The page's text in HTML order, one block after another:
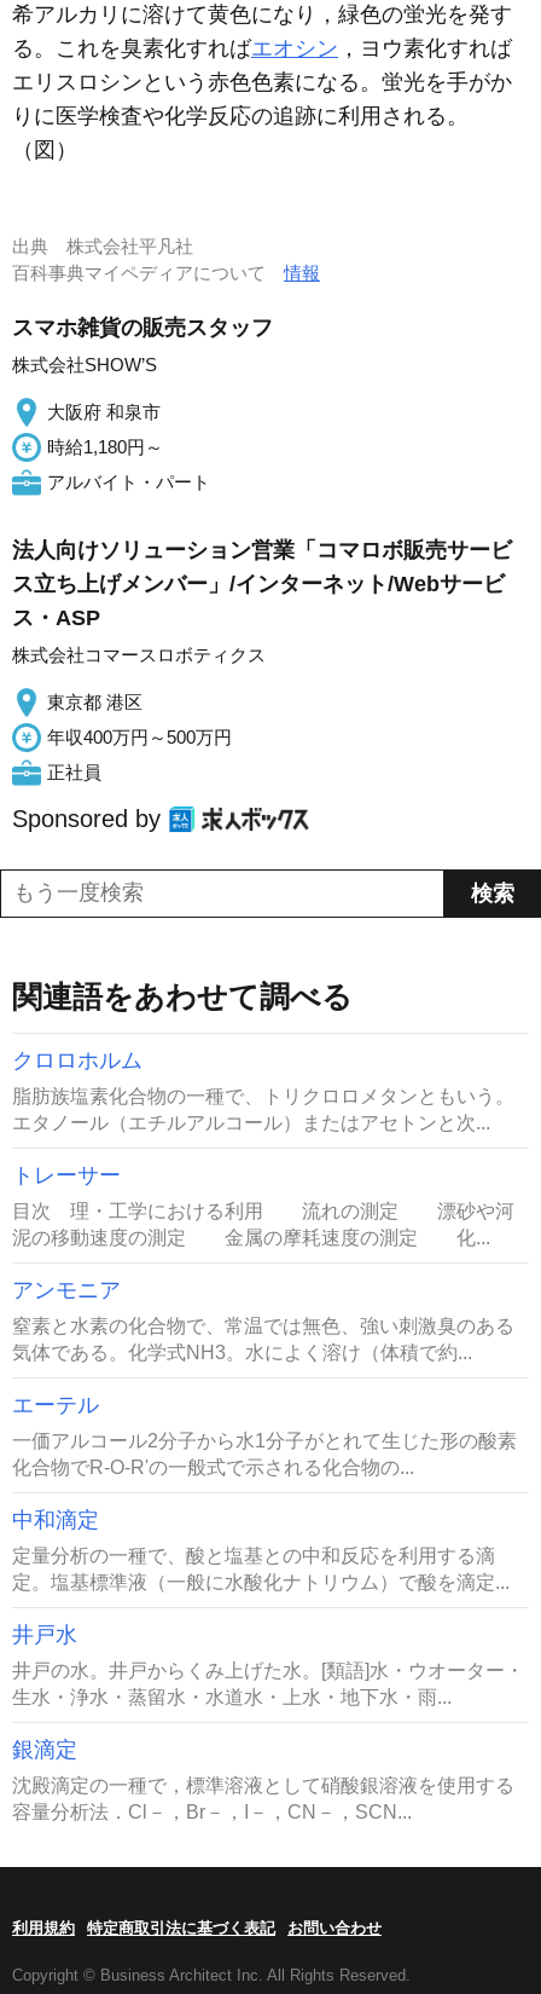
希アルカリに溶けて黄色になり，緑色の蛍光を発す
る。これを臭素化すればエオシン ，ヨウ素化すれば
エリスロシンという赤色色素になる。蛍光を手がか
りに医学検査や化学反応の追跡に利用される。
（図）
出典 株式会社平凡社
百科事典マイペディアについて情報
スマホ雑貨の販売スタッフ
株式会社SHOW’S
大阪府 和泉市
時給1,180円～
アルバイト・パート
法人向けソリューション営業「コマロボ販売サービ
ス立ち上げメンバー」/インターネット/Webサービ
ス・ASP
株式会社コマースロボティクス
東京都 港区
年収400万円～500万円
正社員
Sponsored by
関連語をあわせて調べる
クロロホルム
脂肪族塩素化合物の一種で、トリクロロメタンともいう。
エタノール（エチルアルコール）またはアセトンと次...
トレーサー
目次 理・工学における利用 流れの測定 漂砂や河
泥の移動速度の測定 金属の摩耗速度の測定 化...
アンモニア
窒素と水素の化合物で、常温では無色、強い刺激臭のある
気体である。化学式NH3。水によく溶け（体積で約...
エーテル
一価アルコール2分子から水1分子がとれて生じた形の酸素
化合物でR-O-R'の一般式で示される化合物の...
中和滴定
定量分析の一種で、酸と塩基との中和反応を利用する滴
定。塩基標準液（一般に水酸化ナトリウム）で酸を滴定...
井戸水
井戸の水。井戸からくみ上げた水。[類語]水・ウオーター・
生水・浄水・蒸留水・水道水・上水・地下水・雨...
銀滴定
沈殿滴定の一種で，標準溶液として硝酸銀溶液を使用する
容量分析法．Cl－，Br－，I－，CN－，SCN...
利用規約 特定商取引法に基づく表記 お問い合わせ
Copyright © Business Architect Inc. All Rights Reserved.